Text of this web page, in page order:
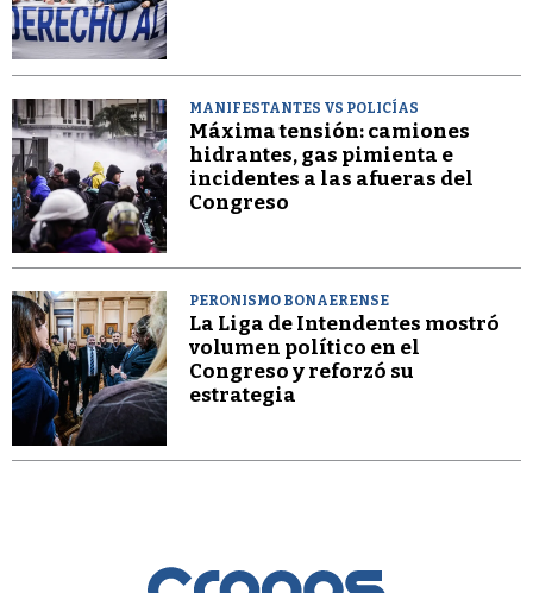
MANIFESTANTES VS POLICÍAS
Máxima tensión: camiones
hidrantes, gas pimienta e
incidentes a las afueras del
Congreso
PERONISMO BONAERENSE
La Liga de Intendentes mostró
volumen político en el
Congreso y reforzó su
estrategia